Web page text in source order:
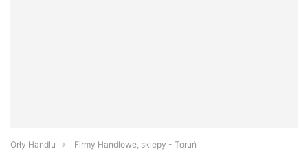
Orły Handlu
Firmy Handlowe, sklepy - Toruń